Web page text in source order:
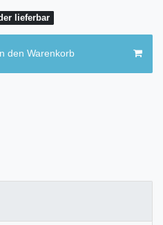
lieferbar
den Warenkorb